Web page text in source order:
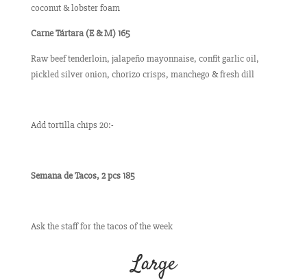
coconut & lobster foam
Carne Tártara (E & M) 165
Raw beef tenderloin, jalapeño mayonnaise, confit garlic oil,
pickled silver onion, chorizo crisps, manchego & fresh dill
Add tortilla chips 20:-
Semana de Tacos, 2 pcs 185
Ask the staff for the tacos of the week
Large